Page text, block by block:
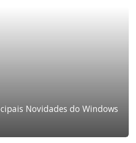
Novidades do Windows